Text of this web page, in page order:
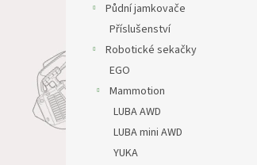
Půdní jamkovače
Příslušenství
Robotické sekačky
EGO
Mammotion
LUBA AWD
LUBA mini AWD
YUKA